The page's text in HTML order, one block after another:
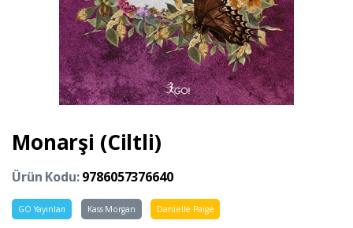
Monarşi (Ciltli)
Ürün Kodu:9786057376640
GO Yayınları Kass Morgan Danielle Paige